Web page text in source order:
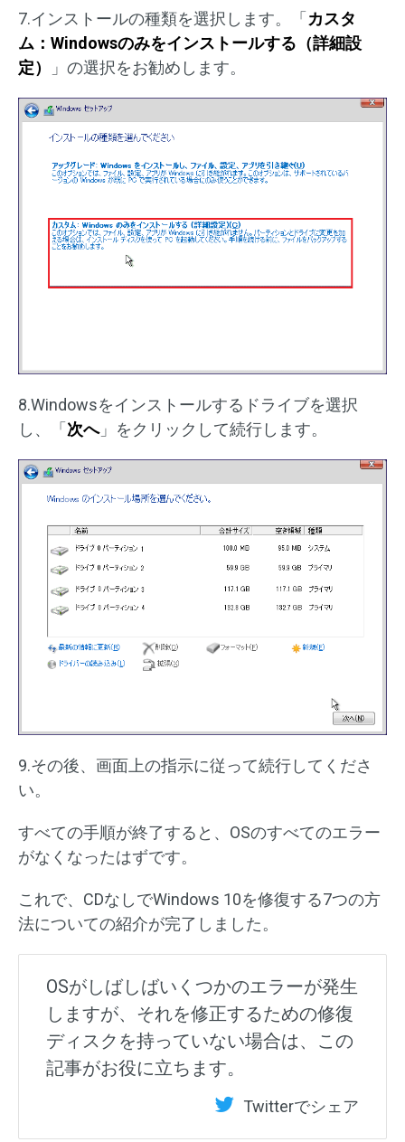
7.インストールの種類を選択します。「 カスタ
ム：Windowsのみをインストールする（詳細設
定）
」の選択をお勧めします。
8.Windowsをインストールするドライブを選択
し、「 次へ」をクリックして続行します。
9.その後、画面上の指示に従って続行してくださ
い。
すべての手順が終了すると、OSのすべてのエラー
がなくなったはずです。
これで、CDなしでWindows 10を修復する7つの方
法についての紹介が完了しました。
OSがしばしばいくつかのエラーが発生
しますが、それを修正するための修復
ディスクを持っていない場合は、この
記事がお役に立ちます。
Twitterでシェア